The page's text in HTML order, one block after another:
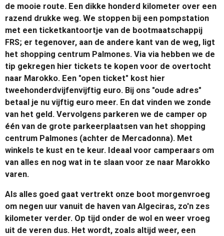
de mooie route. Een dikke honderd kilometer over een
razend drukke weg. We stoppen bij een pompstation
met een ticketkantoortje van de bootmaatschappij
FRS; er tegenover, aan de andere kant van de weg, ligt
het shopping centrum Palmones. Via via hebben we de
tip gekregen hier tickets te kopen voor de overtocht
naar Marokko. Een "open ticket" kost hier
tweehonderdvijfenvijftig euro. Bij ons "oude adres"
betaal je nu vijftig euro meer. En dat vinden we zonde
van het geld. Vervolgens parkeren we de camper op
één van de grote parkeerplaatsen van het shopping
centrum Palmones (achter de Mercadonna). Met
winkels te kust en te keur. Ideaal voor camperaars om
van alles en nog wat in te slaan voor ze naar Marokko
varen.
Als alles goed gaat vertrekt onze boot morgenvroeg
om negen uur vanuit de haven van Algeciras, zo'n zes
kilometer verder. Op tijd onder de wol en weer vroeg
uit de veren dus. Het wordt, zoals altijd weer, een